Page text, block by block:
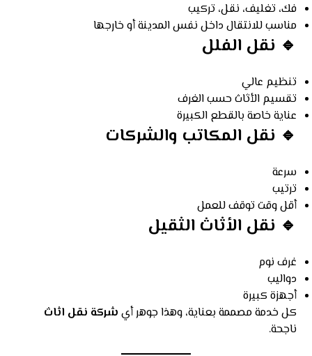
فك، تغليف، نقل، تركيب
مناسب للانتقال داخل نفس المدينة أو خارجها
🔹 نقل الفلل
تنظيم عالي
تقسيم الأثاث حسب الغرف
عناية خاصة بالقطع الكبيرة
🔹 نقل المكاتب والشركات
سرعة
ترتيب
أقل وقت توقف للعمل
🔹 نقل الأثاث الثقيل
غرف نوم
دواليب
أجهزة كبيرة
كل خدمة مصممة بعناية، وهذا جوهر أي شركة نقل اثاث
ناجحة.